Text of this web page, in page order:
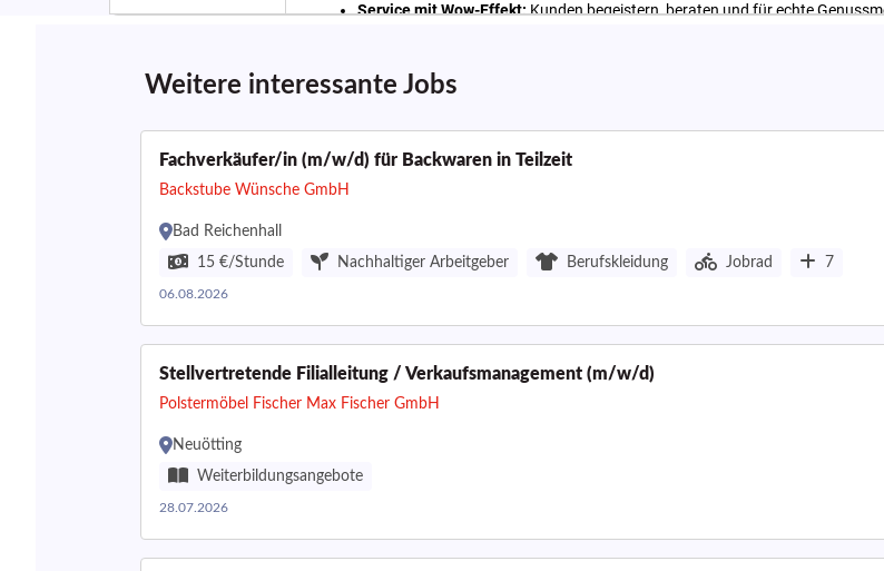
Weitere interessante Jobs
Fachverkäufer/in (m/w/d) für Backwaren in Teilzeit
Backstube Wünsche GmbH
Bad Reichenhall
15 €/Stunde
Nachhaltiger Arbeitgeber Berufskleidung Jobrad 7
06.08.2026
Stellvertretende Filialleitung / Verkaufsmanagement (m/w/d)
Polstermöbel Fischer Max Fischer GmbH
Neuötting
Weiterbildungsangebote
28.07.2026